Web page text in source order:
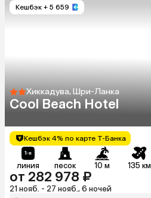
Кешбэк + 5 659
Хиккадува, Шри-Ланка
Cool Beach Hotel
Кешбэк 4% по карте Т-Банка
линия песок 10 м 135 км
от 282 978 ₽
21 нояб. - 27 нояб., 6 ночей